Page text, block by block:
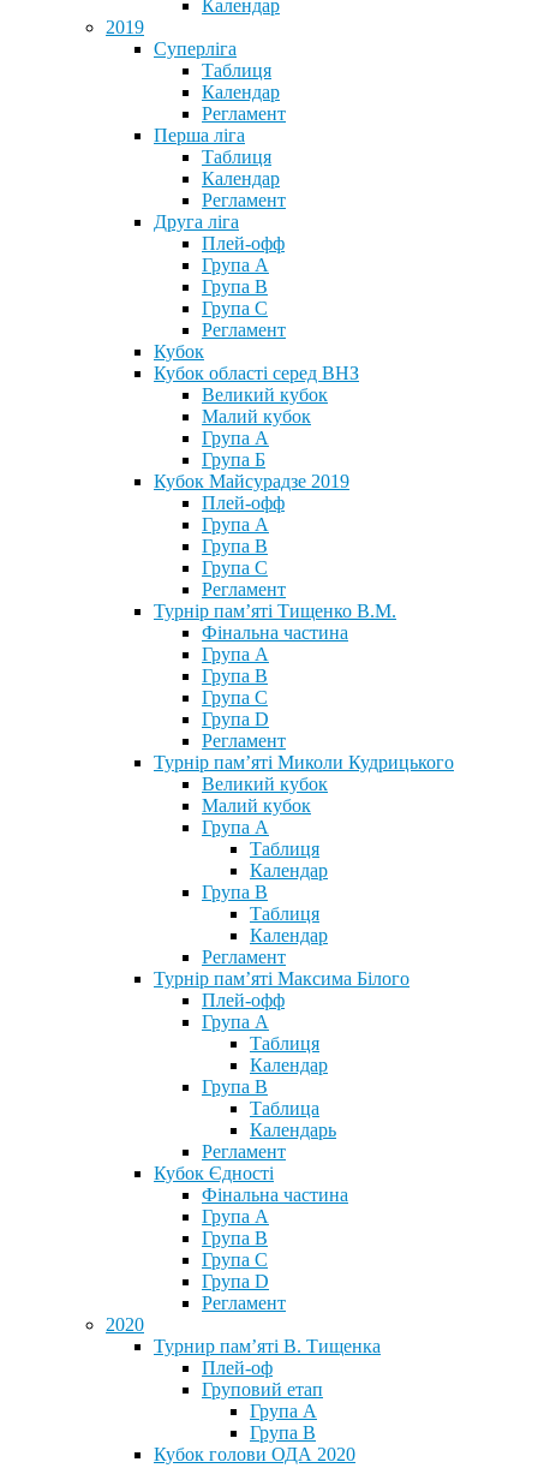
Календар
2019
Суперліга
Таблиця
Календар
Регламент
Перша ліга
Таблиця
Календар
Регламент
Друга ліга
Плей-офф
Група А
Група В
Група С
Регламент
Кубок
Кубок області серед ВНЗ
Великий кубок
Малий кубок
Група А
Група Б
Кубок Майсурадзе 2019
Плей-офф
Група А
Група В
Група С
Регламент
Турнір пам’яті Тищенко В.М.
Фінальна частина
Група А
Група В
Група С
Група D
Регламент
Турнір пам’яті Миколи Кудрицького
Великий кубок
Малий кубок
Група А
Таблиця
Календар
Група В
Таблиця
Календар
Регламент
Турнір пам’яті Максима Білого
Плей-офф
Група А
Таблиця
Календар
Група В
Таблица
Календарь
Регламент
Кубок Єдності
Фінальна частина
Група А
Група В
Група С
Група D
Регламент
2020
Турнир пам’яті В. Тищенка
Плей-оф
Груповий етап
Група А
Група В
Кубок голови ОДА 2020